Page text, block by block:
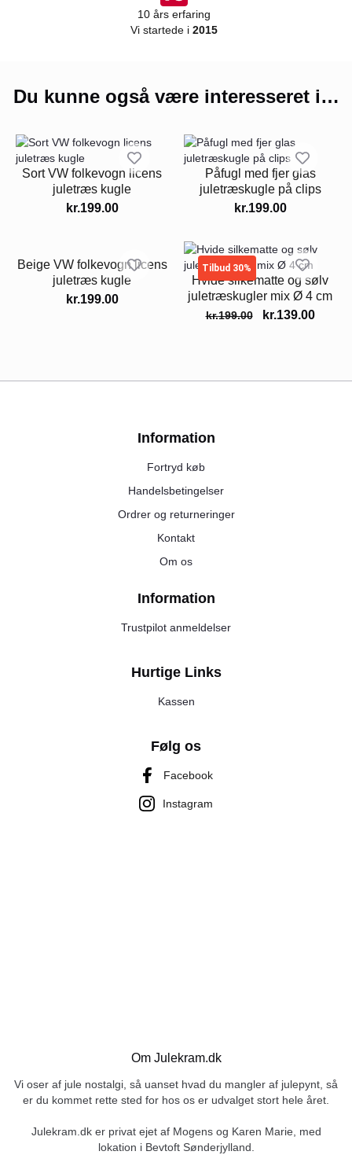
10 års erfaring
Vi startede i 2015
Du kunne også være interesseret i…
Sort VW folkevogn licens
juletræs kugle
kr.199.00
Påfugl med fjer glas
juletræskugle på clips
kr.199.00
Beige VW folkevogn licens
juletræs kugle
kr.199.00
Tilbud 30%
Hvide silkematte og sølv
juletræskugler mix Ø 4 cm
kr.199.00 kr.139.00
Om Julekram.dk
Vi oser af jule nostalgi, så uanset hvad du mangler af julepynt, så
er du kommet rette sted for hos os er udvalget stort hele året.
Julekram.dk er privat ejet af Mogens og Karen Marie, med
lokation i Bevtoft Sønderjylland.
Information
Fortryd køb
Handelsbetingelser
Ordrer og returneringer
Kontakt
Om os
Information
Trustpilot anmeldelser
Hurtige Links
Kassen
Følg os
Facebook
Instagram